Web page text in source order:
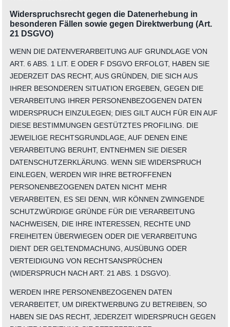
Widerspruchsrecht gegen die Datenerhebung in
besonderen Fällen sowie gegen Direktwerbung (Art.
21 DSGVO)
WENN DIE DATENVERARBEITUNG AUF GRUNDLAGE VON
ART. 6 ABS. 1 LIT. E ODER F DSGVO ERFOLGT, HABEN SIE
JEDERZEIT DAS RECHT, AUS GRÜNDEN, DIE SICH AUS
IHRER BESONDEREN SITUATION ERGEBEN, GEGEN DIE
VERARBEITUNG IHRER PERSONENBEZOGENEN DATEN
WIDERSPRUCH EINZULEGEN; DIES GILT AUCH FÜR EIN AUF
DIESE BESTIMMUNGEN GESTÜTZTES PROFILING. DIE
JEWEILIGE RECHTSGRUNDLAGE, AUF DENEN EINE
VERARBEITUNG BERUHT, ENTNEHMEN SIE DIESER
DATENSCHUTZERKLÄRUNG. WENN SIE WIDERSPRUCH
EINLEGEN, WERDEN WIR IHRE BETROFFENEN
PERSONENBEZOGENEN DATEN NICHT MEHR
VERARBEITEN, ES SEI DENN, WIR KÖNNEN ZWINGENDE
SCHUTZWÜRDIGE GRÜNDE FÜR DIE VERARBEITUNG
NACHWEISEN, DIE IHRE INTERESSEN, RECHTE UND
FREIHEITEN ÜBERWIEGEN ODER DIE VERARBEITUNG
DIENT DER GELTENDMACHUNG, AUSÜBUNG ODER
VERTEIDIGUNG VON RECHTSANSPRÜCHEN
(WIDERSPRUCH NACH ART. 21 ABS. 1 DSGVO).
WERDEN IHRE PERSONENBEZOGENEN DATEN
VERARBEITET, UM DIREKTWERBUNG ZU BETREIBEN, SO
HABEN SIE DAS RECHT, JEDERZEIT WIDERSPRUCH GEGEN